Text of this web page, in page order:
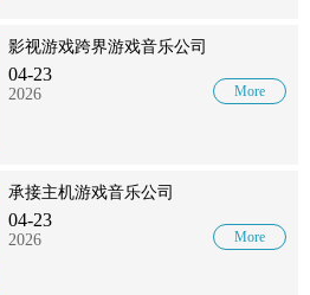
影视游戏跨界游戏音乐公司
04-23
2026 More
承接主机游戏音乐公司
04-23
2026 More